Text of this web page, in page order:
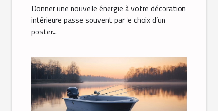
déco ?
Donner une nouvelle énergie à votre décoration
intérieure passe souvent par le choix d’un
poster...